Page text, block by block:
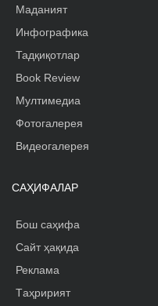
Маданият
Инфографика
Тадқиқотлар
Book Review
Мултимедиа
Фотогалерея
Видеогалерея
САҲИФАЛАР
Бош саҳифа
Сайт ҳақида
Реклама
Tаҳририят